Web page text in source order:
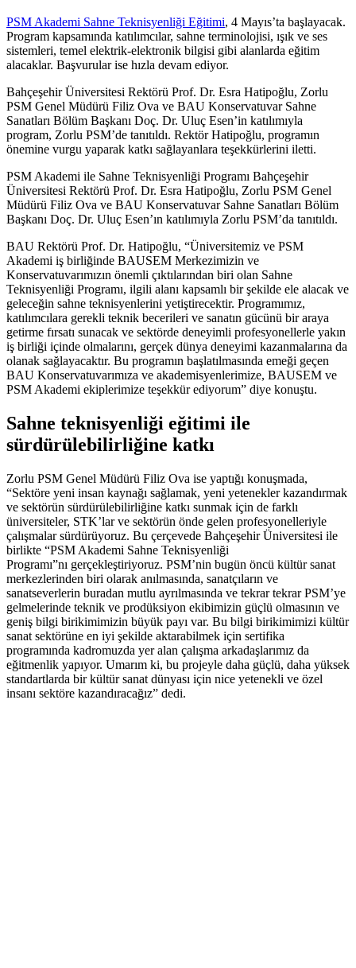
PSM Akademi Sahne Teknisyenliği Eğitimi, 4 Mayıs’ta başlayacak.
Program kapsamında katılımcılar, sahne terminolojisi, ışık ve ses
sistemleri, temel elektrik-elektronik bilgisi gibi alanlarda eğitim
alacaklar. Başvurular ise hızla devam ediyor.
Bahçeşehir Üniversitesi Rektörü Prof. Dr. Esra Hatipoğlu, Zorlu
PSM Genel Müdürü Filiz Ova ve BAU Konservatuvar Sahne
Sanatları Bölüm Başkanı Doç. Dr. Uluç Esen’in katılımıyla
program, Zorlu PSM’de tanıtıldı. Rektör Hatipoğlu, programın
önemine vurgu yaparak katkı sağlayanlara teşekkürlerini iletti.
PSM Akademi ile Sahne Teknisyenliği Programı Bahçeşehir
Üniversitesi Rektörü Prof. Dr. Esra Hatipoğlu, Zorlu PSM Genel
Müdürü Filiz Ova ve BAU Konservatuvar Sahne Sanatları Bölüm
Başkanı Doç. Dr. Uluç Esen’ın katılımıyla Zorlu PSM’da tanıtıldı.
BAU Rektörü Prof. Dr. Hatipoğlu, “Üniversitemiz ve PSM
Akademi iş birliğinde BAUSEM Merkezimizin ve
Konservatuvarımızın önemli çıktılarından biri olan Sahne
Teknisyenliği Programı, ilgili alanı kapsamlı bir şekilde ele alacak ve
geleceğin sahne teknisyenlerini yetiştirecektir. Programımız,
katılımcılara gerekli teknik becerileri ve sanatın gücünü bir araya
getirme fırsatı sunacak ve sektörde deneyimli profesyonellerle yakın
iş birliği içinde olmalarını, gerçek dünya deneyimi kazanmalarına da
olanak sağlayacaktır. Bu programın başlatılmasında emeği geçen
BAU Konservatuvarımıza ve akademisyenlerimize, BAUSEM ve
PSM Akademi ekiplerimize teşekkür ediyorum” diye konuştu.
Sahne teknisyenliği eğitimi ile
sürdürülebilirliğine katkı
Zorlu PSM Genel Müdürü Filiz Ova ise yaptığı konuşmada,
“Sektöre yeni insan kaynağı sağlamak, yeni yetenekler kazandırmak
ve sektörün sürdürülebilirliğine katkı sunmak için de farklı
üniversiteler, STK’lar ve sektörün önde gelen profesyonelleriyle
çalışmalar sürdürüyoruz. Bu çerçevede Bahçeşehir Üniversitesi ile
birlikte “PSM Akademi Sahne Teknisyenliği
Programı”nı gerçekleştiriyoruz. PSM’nin bugün öncü kültür sanat
merkezlerinden biri olarak anılmasında, sanatçıların ve
sanatseverlerin buradan mutlu ayrılmasında ve tekrar tekrar PSM’ye
gelmelerinde teknik ve prodüksiyon ekibimizin güçlü olmasının ve
geniş bilgi birikimimizin büyük payı var. Bu bilgi birikimimizi kültür
sanat sektörüne en iyi şekilde aktarabilmek için sertifika
programında kadromuzda yer alan çalışma arkadaşlarımız da
eğitmenlik yapıyor. Umarım ki, bu projeyle daha güçlü, daha yüksek
standartlarda bir kültür sanat dünyası için nice yetenekli ve özel
insanı sektöre kazandıracağız” dedi.